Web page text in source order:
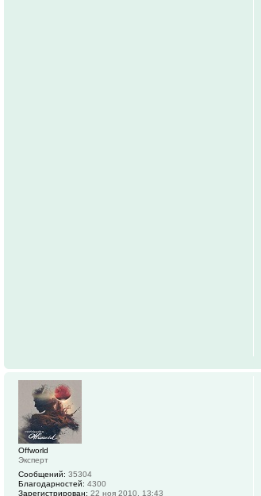
Offworld
Эксперт
Сообщений: 35304
Благодарностей: 4300
Зарегистрирован: 22 ноя 2010, 13:43